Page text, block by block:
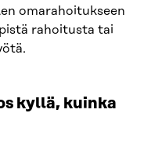
omarahoitukseen
rahoitusta tai
kyllä, kuinka